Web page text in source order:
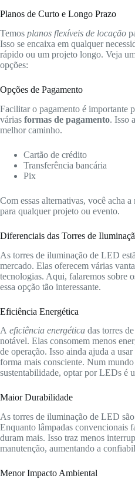
Planos de Curto e Longo Prazo
Temos planos flexíveis de locação
Isso se encaixa em qualquer
rápido ou um projeto longo. Veja
opções:
Opções de Pagamento
Facilitar o pagamento é importante
várias formas de pagamento. Isso
melhor caminho.
Cartão de crédito
Transferência bancária
Pix
Com essas alternativas, você acha
para qualquer projeto ou evento.
Diferenciais das Torres de
As torres de iluminação de LED
mercado. Elas oferecem várias
tecnologias. Aqui, falaremos sobre
essa opção tão interessante.
Eficiência Energética
A eficiência energética das torres
notável. Elas consomem menos
de operação. Isso ainda ajuda a
forma mais consciente. Num
sustentabilidade, optar por LEDs é
Maior Durabilidade
As torres de iluminação de LED
Enquanto lâmpadas convencionais
duram mais. Isso traz menos
manutenção, aumentando a
Menor Impacto Ambiental